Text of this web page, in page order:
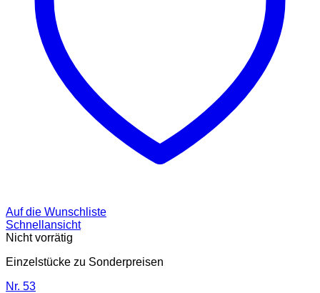
Auf die Wunschliste
Schnellansicht
Nicht vorrätig
Einzelstücke zu Sonderpreisen
Nr. 53